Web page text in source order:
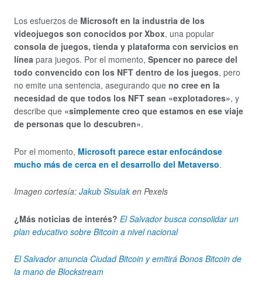
Los esfuerzos de Microsoft en la industria de los
videojuegos son conocidos por Xbox, una popular
consola de juegos, tienda y plataforma con servicios en
línea para juegos. Por el momento, Spencer no parece del
todo convencido con los NFT dentro de los juegos, pero
no emite una sentencia, asegurando que no cree en la
necesidad de que todos los NFT sean «explotadores», y
describe que «simplemente creo que estamos en ese viaje
de personas que lo descubren».
Por el momento, Microsoft parece estar enfocándose
mucho más de cerca en el desarrollo del Metaverso.
Imagen cortesía: Jakub Sisulak en Pexels
¿Más noticias de interés? El Salvador busca consolidar un
plan educativo sobre Bitcoin a nivel nacional
El Salvador anuncia Ciudad Bitcoin y emitirá Bonos Bitcoin de
la mano de Blockstream